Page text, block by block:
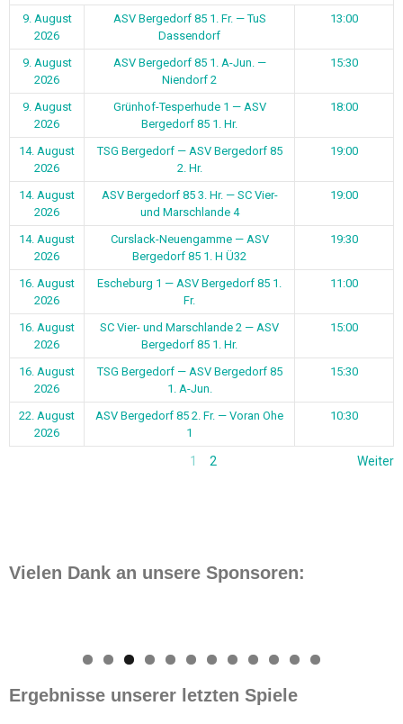
9. August
2026
ASV Bergedorf 85 1. Fr. — TuS
Dassendorf
13:00
9. August
2026
ASV Bergedorf 85 1. A-Jun. —
Niendorf 2
15:30
9. August
2026
Grünhof-Tesperhude 1 — ASV
Bergedorf 85 1. Hr.
18:00
14. August
2026
TSG Bergedorf — ASV Bergedorf 85
2. Hr.
19:00
14. August
2026
ASV Bergedorf 85 3. Hr. — SC Vier-
und Marschlande 4
19:00
14. August
2026
Curslack-Neuengamme — ASV
Bergedorf 85 1. H Ü32
19:30
16. August
2026
Escheburg 1 — ASV Bergedorf 85 1.
Fr.
11:00
16. August
2026
SC Vier- und Marschlande 2 — ASV
Bergedorf 85 1. Hr.
15:00
16. August
2026
TSG Bergedorf — ASV Bergedorf 85
1. A-Jun.
15:30
22. August
2026
ASV Bergedorf 85 2. Fr. — Voran Ohe
1
10:30
1 2 Weiter
Vielen Dank an unsere Sponsoren:
0 1 2
Ergebnisse unserer letzten Spiele